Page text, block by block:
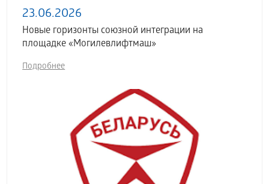
23.06.2026
Новые горизонты союзной интеграции на
площадке «Могилевлифтмаш»
Подробнее